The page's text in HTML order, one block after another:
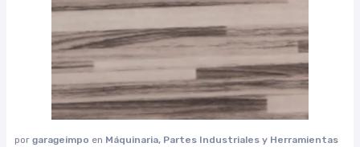
por garageimpo en Máquinaria, Partes Industriales y Herramientas